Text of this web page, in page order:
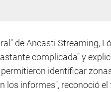
de Ancasti Streaming,
complicada" y
identificar
los informes", reconoció